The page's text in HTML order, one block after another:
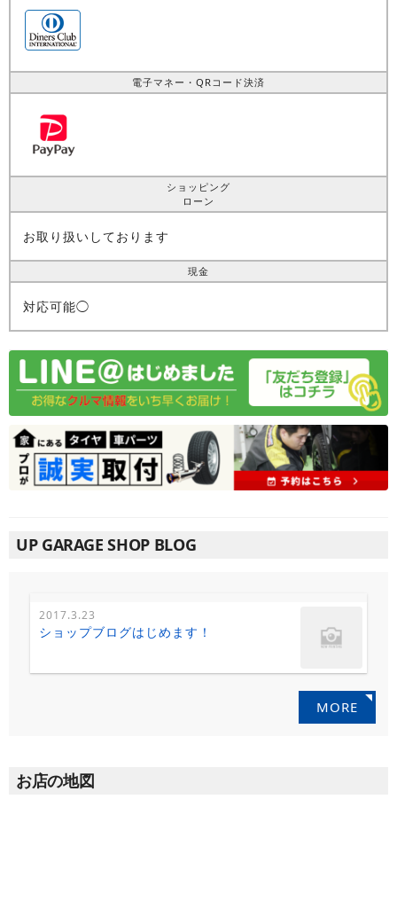
電子マネー・QRコード決済
ショッピング
ローン
お取り扱いしております
現金
対応可能◯
UP GARAGE SHOP BLOG
2017.3.23
ショップブログはじめます！
MORE
お店の地図